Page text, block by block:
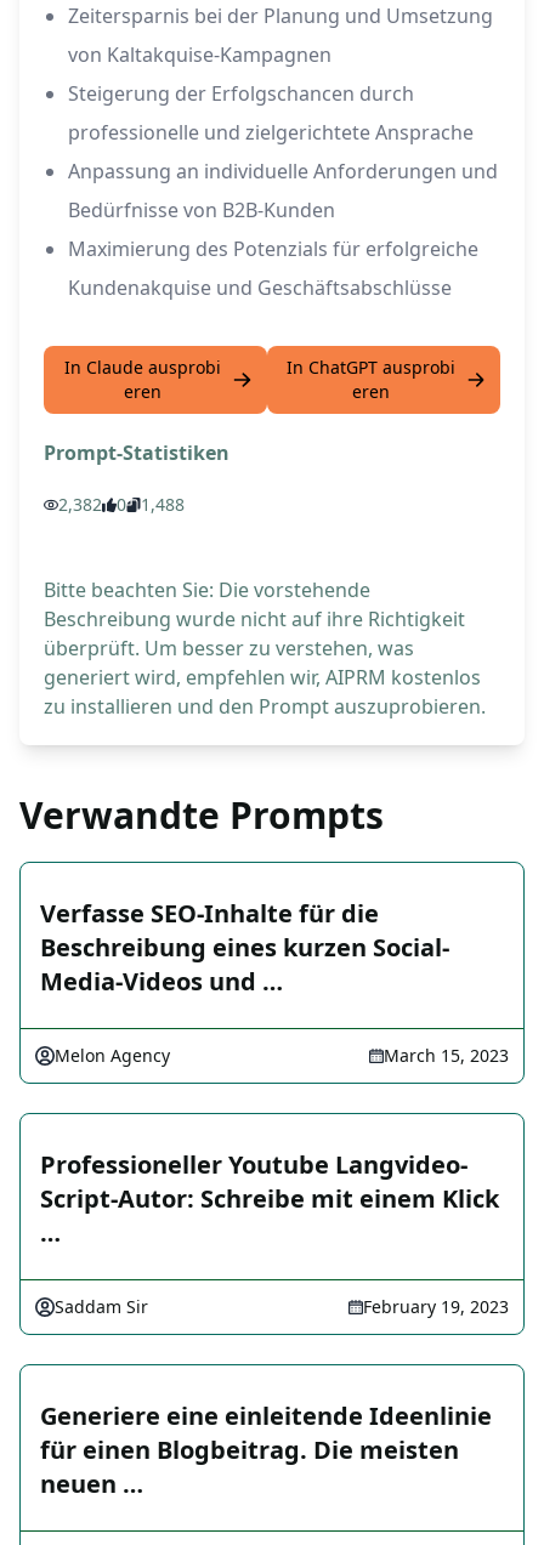
Zeitersparnis bei der Planung und Umsetzung
von Kaltakquise-Kampagnen
Steigerung der Erfolgschancen durch
professionelle und zielgerichtete Ansprache
Anpassung an individuelle Anforderungen und
Bedürfnisse von B2B-Kunden
Maximierung des Potenzials für erfolgreiche
Kundenakquise und Geschäftsabschlüsse
In Claude ausprobi
eren
In ChatGPT ausprobi
eren
Prompt-Statistiken
2,382 0 1,488
Bitte beachten Sie: Die vorstehende
Beschreibung wurde nicht auf ihre Richtigkeit
überprüft. Um besser zu verstehen, was
generiert wird, empfehlen wir, AIPRM kostenlos
zu installieren und den Prompt auszuprobieren.
Verwandte Prompts
Verfasse SEO-Inhalte für die
Beschreibung eines kurzen Social-
Media-Videos und …
Melon Agency March 15, 2023
Professioneller Youtube Langvideo-
Script-Autor: Schreibe mit einem Klick
…
Saddam Sir February 19, 2023
Generiere eine einleitende Ideenlinie
für einen Blogbeitrag. Die meisten
neuen …